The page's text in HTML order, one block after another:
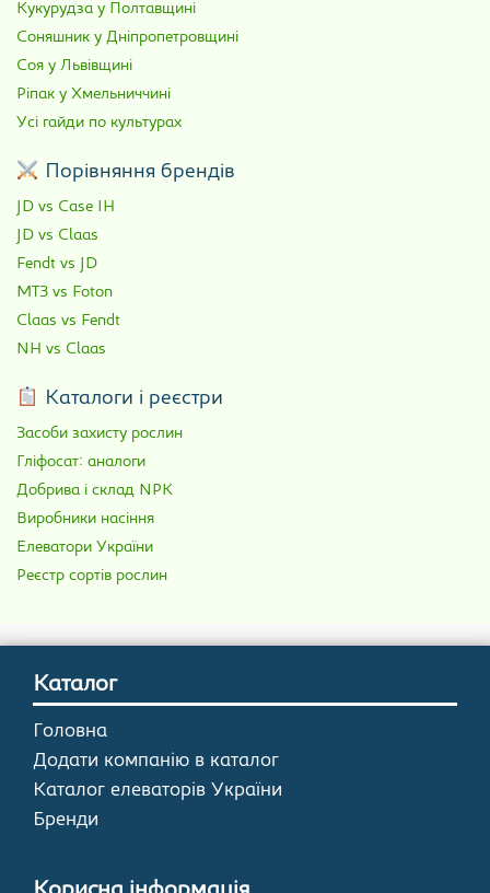
Кукурудза у Полтавщині
Соняшник у Дніпропетровщині
Соя у Львівщині
Ріпак у Хмельниччині
Усі гайди по культурах
Порівняння брендів
JD vs Case IH
JD vs Claas
Fendt vs JD
МТЗ vs Foton
Claas vs Fendt
NH vs Claas
Каталоги і реєстри
Засоби захисту рослин
Гліфосат: аналоги
Добрива і склад NPK
Виробники насіння
Елеватори України
Реєстр сортів рослин
Каталог
Головна
Додати компанію в каталог
Каталог елеваторів України
Бренди